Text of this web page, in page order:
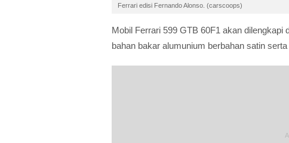
Ferrari edisi Fernando Alonso. (carscoops)
Mobil Ferrari 599 GTB 60F1 akan dilengkapi
bahan bakar alumunium berbahan satin